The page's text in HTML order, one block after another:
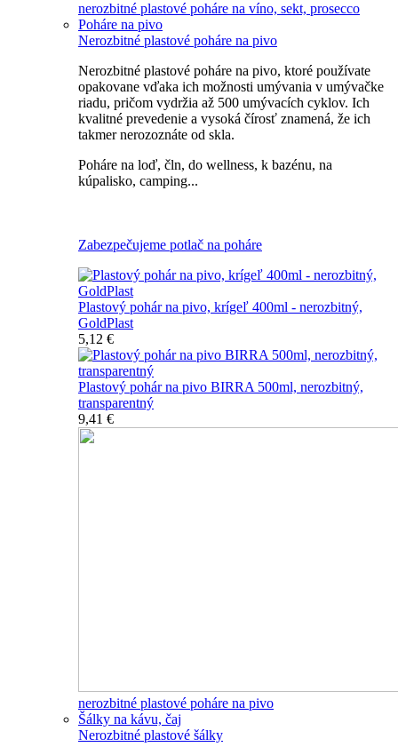
nerozbitné plastové poháre na víno, sekt, prosecco
Poháre na pivo
Nerozbitné plastové poháre na pivo
Nerozbitné plastové poháre na pivo, ktoré používate
opakovane vďaka ich možnosti umývania v umývačke
riadu, pričom vydržia až 500 umývacích cyklov. Ich
kvalitné prevedenie a vysoká čírosť znamená, že ich
takmer nerozoznáte od skla.
Poháre na loď, čln, do wellness, k bazénu, na
kúpalisko, camping...
Zabezpečujeme potlač na poháre
Plastový pohár na pivo, krígeľ 400ml - nerozbitný,
GoldPlast
5,12 €
Plastový pohár na pivo BIRRA 500ml, nerozbitný,
transparentný
9,41 €
nerozbitné plastové poháre na pivo
Šálky na kávu, čaj
Nerozbitné plastové šálky